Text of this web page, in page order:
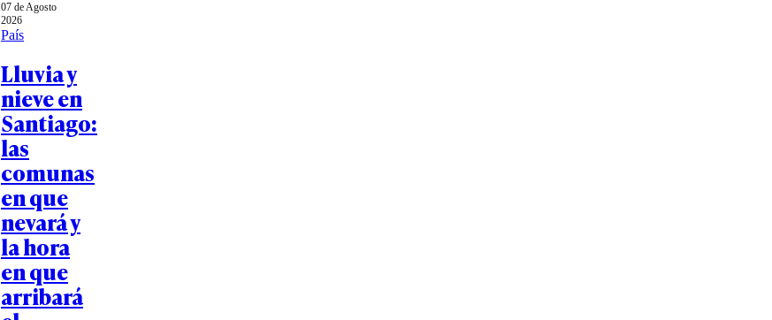
07 de Agosto
2026
País
Lluvia y
nieve en
Santiago:
las
comunas
en que
nevará y
la hora
en que
arribará